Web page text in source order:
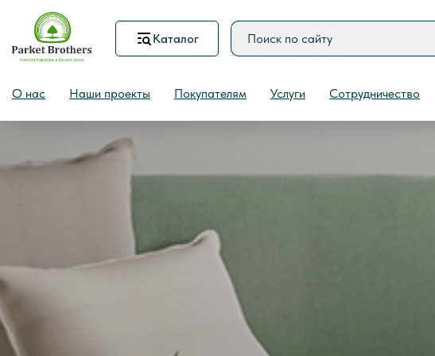
Каталог
О нас Наши проекты Покупателям Услуги Сотрудничество